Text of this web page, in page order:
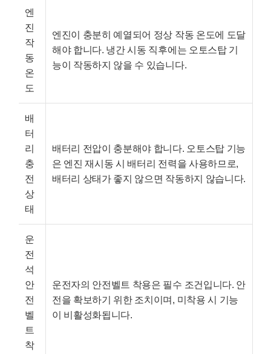
엔
진
작
동
온
도
엔진이 충분히 예열되어 정상 작동 온도에 도달
해야 합니다. 냉간 시동 직후에는 오토스탑 기
능이 작동하지 않을 수 있습니다.
배
터
리
충
전
상
태
배터리 전압이 충분해야 합니다. 오토스탑 기능
은 엔진 재시동 시 배터리 전력을 사용하므로,
배터리 상태가 좋지 않으면 작동하지 않습니다.
운
전
석
안
전
벨
트
착
운전자의 안전벨트 착용은 필수 조건입니다. 안
전을 확보하기 위한 조치이며, 미착용 시 기능
이 비활성화됩니다.